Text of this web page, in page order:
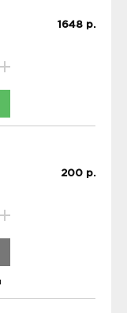
1648 р.
200 р.